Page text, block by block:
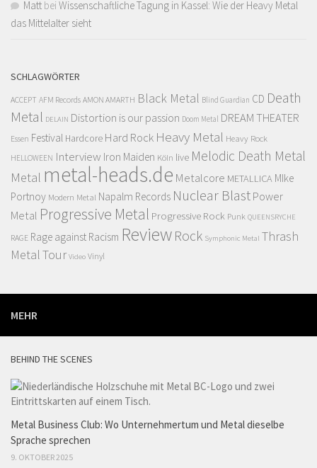
Matt bei Wissenschaftliche Tagung in Kassel: Wie der Heavy Metal
das Mittelalter sieht
SCHLAGWÖRTER
ACCEPT AFM Records AMON AMARTH Black Metal Blind Guardian CD Death
Metal DELAIN Distortion is our passion Doom Metal DREAM THEATER
Essen Festival Hardcore Hard Rock Heavy Metal Heavy Rock
HELLOWEEN Interview Iron Maiden Köln live Melodic Death Metal
Metal metal-heads.de Metalcore METALLICA MIke
Portnoy Modern Metal Napalm Records Nuclear Blast Power
Metal Progressive Metal Progressive Rock Punk QUEENSRYCHE
RAGE Rage against Racism Review Rock Symphonic Metal Thrash
MetalTour Video Vinyl
MEHR
BEHIND THE SCENES
Metal Business Club: Wo Unternehmertum und Metal dieselbe
Sprache sprechen
9. OKTOBER 2025